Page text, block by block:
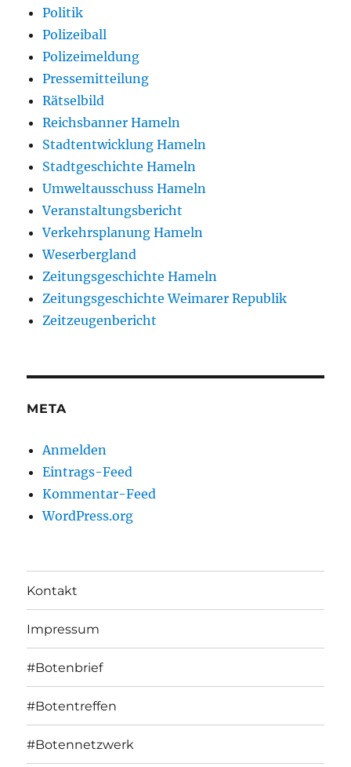
Politik
Polizeiball
Polizeimeldung
Pressemitteilung
Rätselbild
Reichsbanner Hameln
Stadtentwicklung Hameln
Stadtgeschichte Hameln
Umweltausschuss Hameln
Veranstaltungsbericht
Verkehrsplanung Hameln
Weserbergland
Zeitungsgeschichte Hameln
Zeitungsgeschichte Weimarer Republik
Zeitzeugenbericht
META
Anmelden
Eintrags-Feed
Kommentar-Feed
WordPress.org
Kontakt
Impressum
#Botenbrief
#Botentreffen
#Botennetzwerk